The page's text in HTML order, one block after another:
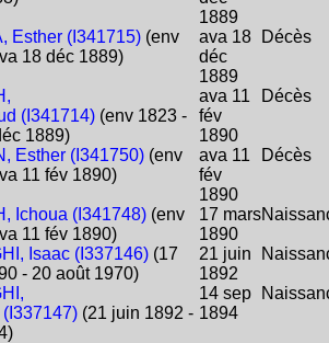
1889
Esther (I341715) (env
18 déc 1889)
ava 18
déc
1889
Décès
(I341714) (env 1823 -
1889)
ava 11
fév
1890
Décès
Esther (I341750) (env
11 fév 1890)
ava 11
fév
1890
Décès
Ichoua (I341748) (env
11 fév 1890)
17 mars
1890
Isaac (I337146) (17
- 20 août 1970)
21 juin
1892
(21 juin 1892 -
14 sep
1894